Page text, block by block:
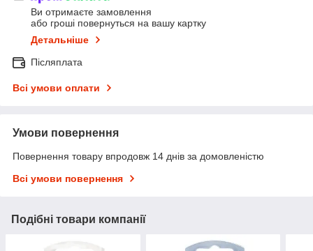
Ви отримаєте замовлення
або гроші повернуться на вашу картку
Детальніше
Післяплата
Всі умови оплати
Умови повернення
Повернення товару впродовж 14 днів за домовленістю
Всі умови повернення
Подібні товари компанії